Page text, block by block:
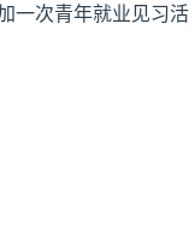
一次青年就业见习活